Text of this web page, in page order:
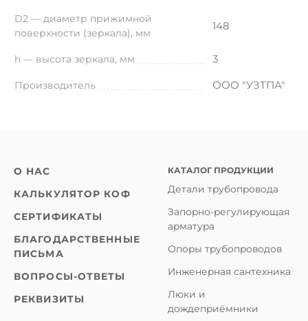
D2 — диаметр прижимной
поверхности (зеркала), мм
148
h — высота зеркала, мм 3
Производитель ООО "УЗТПА"
О НАС
КАЛЬКУЛЯТОР КОФ
СЕРТИФИКАТЫ
БЛАГОДАРСТВЕННЫЕ
ПИСЬМА
ВОПРОСЫ-ОТВЕТЫ
РЕКВИЗИТЫ
КАТАЛОГ ПРОДУКЦИИ
Детали трубопровода
Запорно-регулирующая
арматура
Опоры трубопроводов
Инженерная сантехника
Люки и
дождеприёмники